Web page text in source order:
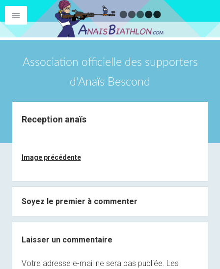
Association officielle des supporters
d'Anaïs Bescond
Reception anaïs
Image précédente
Soyez le premier à commenter
Laisser un commentaire
Votre adresse e-mail ne sera pas publiée. Les